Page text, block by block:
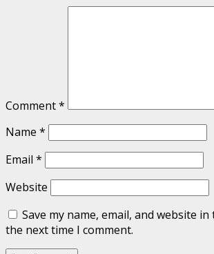
Comment*
Name *
Email *
Website
Save my name, email, and website
the next time I comment.